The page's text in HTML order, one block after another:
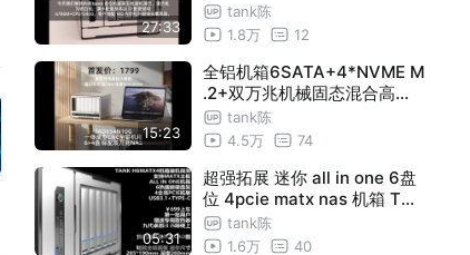
27:33
tank陈
1.8万
12
15:23
全铝机箱6SATA+4*NVME M
.2+双万兆机械固态混合高速
存储NAS
tank陈
4.5万
74
05:31
超强拓展 迷你 all in one 6盘
位 4pcie matx nas 机箱 TAN
K H6MATX4 家庭all in one
主机 服务器
tank陈
1.6万
40